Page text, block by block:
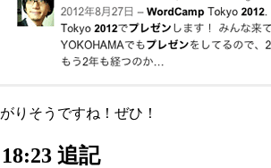
りそうですね！ぜひ！
追記